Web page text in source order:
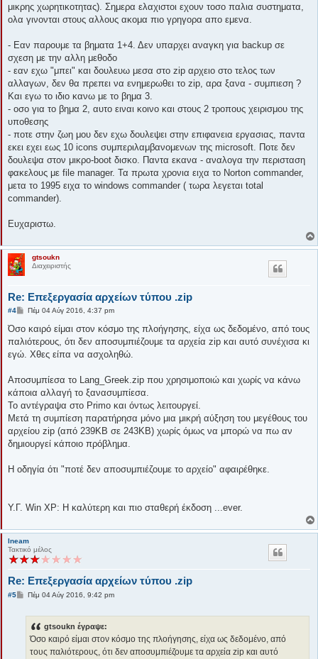
υ
σ
η
μικρης χωρητικοτητας). Σημερα ελαχιστοι εχουν τοσο παλια συστηματα,
ολα γινονται στους αλλους ακομα πιο γρηγορα απο εμενα.
- Εαν παρουμε τα βηματα 1+4. Δεν υπαρχει αναγκη για backup σε
σχεση με την αλλη μεθοδο
- εαν εχω "μπει" και δουλευω μεσα στο zip αρχειο στο τελος των
αλλαγων, δεν θα πρεπει να ενημερωθει το zip, αρα ξανα - συμπιεση ?
Και εγω το ιδιο κανω με το βημα 3.
- οσο για το βημα 2, αυτο ειναι κοινο και στους 2 τροπους χειρισμου της
υποθεσης
- ποτε στην ζωη μου δεν εχω δουλεψει στην επιφανεια εργασιας, παντα
εκει εχει εως 10 icons συμπεριλαμβανομενων της microsoft. Ποτε δεν
δουλεψα στον μικρο-boot δισκο. Παντα εκανα - αναλογα την περισταση
φακελους με file manager. Τα πρωτα χρονια ειχα το Norton commander,
μετα το 1995 ειχα το windows commander ( τωρα λεγεται total
commander).
Ευχαριστω.
gtsoukn
Διαχειριστής
Re: Επεξεργασία αρχείων τύπου .zip
#4
Δ
μ
σ
σ
Πέμ 04 Αύγ 2016, 4:37 pm
Όσο καιρό είμαι στον κόσμο της πλοήγησης, είχα ως δεδομένο, από τους
παλιότερους, ότι δεν αποσυμπιέζουμε τα αρχεία zip και αυτό συνέχισα κι
εγώ. Χθες είπα να ασχοληθώ.
Αποσυμπίεσα το Lang_Greek.zip που χρησιμοποιώ και χωρίς να κάνω
κάποια αλλαγή το ξανασυμπίεσα.
Το αντέγραψα στο Primo και όντως λειτουργεί.
Μετά τη συμπίεση παρατήρησα μόνο μια μικρή αύξηση του μεγέθους του
αρχείου zip (από 239ΚΒ σε 243ΚΒ) χωρίς όμως να μπορώ να πω αν
δημιουργεί κάποιο πρόβλημα.
Η οδηγία ότι "ποτέ δεν αποσυμπιέζουμε το αρχείο" αφαιρέθηκε.
Υ.Γ. Win XP: Η καλύτερη και πιο σταθερή έκδοση ...ever.
lneam
Τακτικό μέλος
Re: Επεξεργασία αρχείων τύπου .zip
#5
ΔΠέμ 04 Αύγ 2016, 9:42 pm
gtsoukn έγραψε:
Όσο καιρό είμαι στον κόσμο της πλοήγησης, είχα ως δεδομένο, από
τους παλιότερους, ότι δεν αποσυμπιέζουμε τα αρχεία zip και αυτό